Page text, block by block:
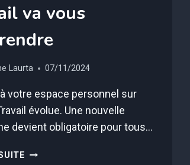
va vous
Laurta 07/11/2024
à votre espace personnel sur
évolue. Une nouvelle
devient obligatoire pour tous…
CETTE